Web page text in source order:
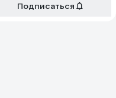
Подписаться